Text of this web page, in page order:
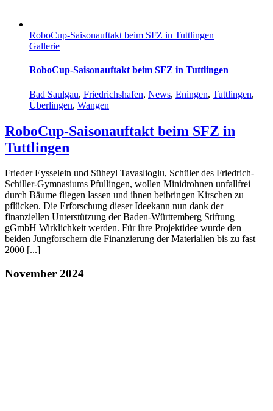
RoboCup-Saisonauftakt beim SFZ in Tuttlingen
Gallerie
RoboCup-Saisonauftakt beim SFZ in Tuttlingen
Bad Saulgau, Friedrichshafen, News, Eningen, Tuttlingen,
Überlingen, Wangen
RoboCup-Saisonauftakt beim SFZ in
Tuttlingen
Frieder Eysselein und Süheyl Tavaslioglu, Schüler des Friedrich-
Schiller-Gymnasiums Pfullingen, wollen Minidrohnen unfallfrei
durch Bäume fliegen lassen und ihnen beibringen Kirschen zu
pflücken. Die Erforschung dieser Ideekann nun dank der
finanziellen Unterstützung der Baden-Württemberg Stiftung
gGmbH Wirklichkeit werden. Für ihre Projektidee wurde den
beiden Jungforschern die Finanzierung der Materialien bis zu fast
2000 [...]
November 2024